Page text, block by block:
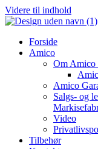
Videre til indhold
Forside
Amico
Om Amico
Amico
Salgs- og
Video
Tilbehør